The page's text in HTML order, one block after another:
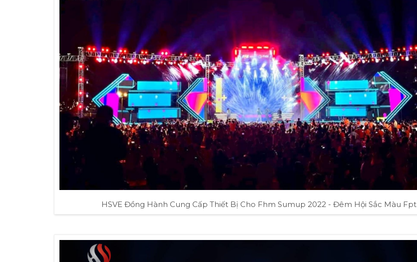
HSVE Đồng Hành Cung Cấp Thiết Bị Cho Fhm Sumup 2022 - Đêm Hội Sắc Màu Fpt